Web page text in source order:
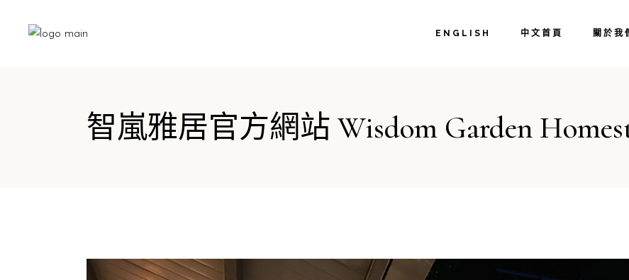
ENGLISH 中文首頁 關於我
如何抵
智嵐雅居官方網站 Wisdom Garden